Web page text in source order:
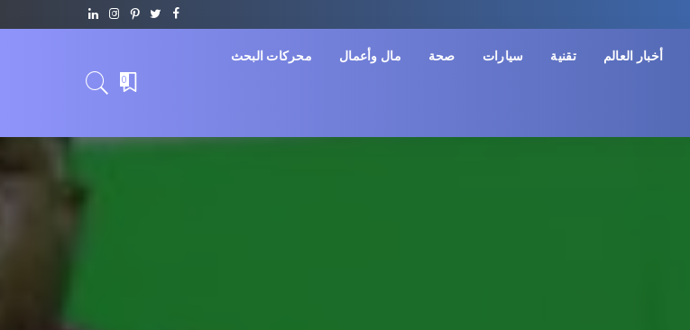
أخبار العالم تقنية سيارات صحة مال وأعمال محركات البحث
0